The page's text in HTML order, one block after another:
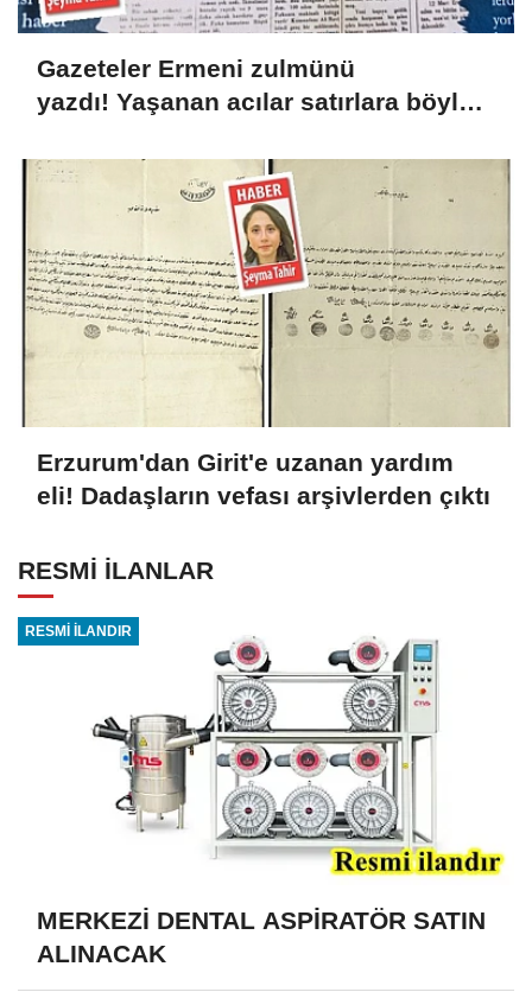
Gazeteler Ermeni zulmünü
yazdı! Yaşanan acılar satırlara böyle
Erzurum'dan Girit'e uzanan yardım
eli! Dadaşların vefası arşivlerden çıktı
RESMİ İLANLAR
RESMİ İLANDIR
MERKEZİ DENTAL ASPİRATÖR SATIN
ALINACAK